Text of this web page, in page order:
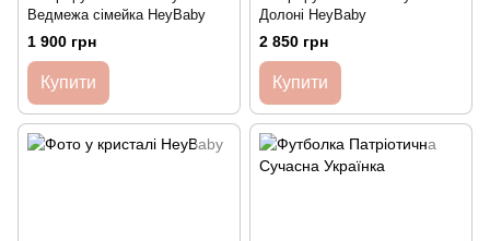
Ведмежа сімейка HeyBaby
1 900 грн
Купити
Долоні HeyBaby
2 850 грн
Купити